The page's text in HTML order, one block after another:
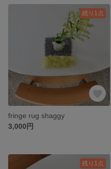
残り1点
fringe rug shaggy
3,000円
残り1点